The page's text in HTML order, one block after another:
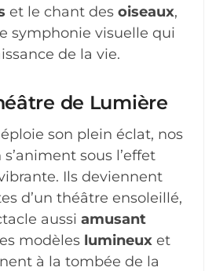
et le chant des oiseaux,
symphonie visuelle qui
de la vie.
de Lumière
son plein éclat, nos
sous l’effet
Ils deviennent
d’un théâtre ensoleillé,
aussi amusant
modèles lumineux et
à la tombée de la